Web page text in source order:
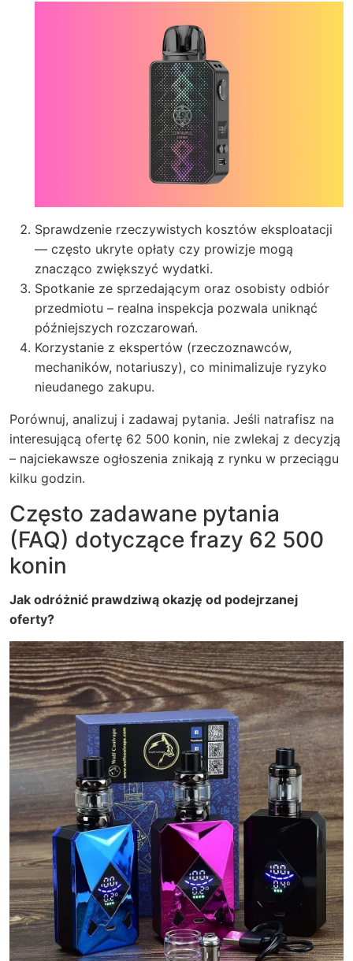
Sprawdzenie rzeczywistych kosztów eksploatacji
— często ukryte opłaty czy prowizje mogą
znacząco zwiększyć wydatki.
Spotkanie ze sprzedającym oraz osobisty odbiór
przedmiotu – realna inspekcja pozwala uniknąć
późniejszych rozczarowań.
Korzystanie z ekspertów (rzeczoznawców,
mechaników, notariuszy), co minimalizuje ryzyko
nieudanego zakupu.
Porównuj, analizuj i zadawaj pytania. Jeśli natrafisz na
interesującą ofertę 62 500 konin, nie zwlekaj z decyzją
– najciekawsze ogłoszenia znikają z rynku w przeciągu
kilku godzin.
Często zadawane pytania
(FAQ) dotyczące frazy 62 500
konin
Jak odróżnić prawdziwą okazję od podejrzanej
oferty?